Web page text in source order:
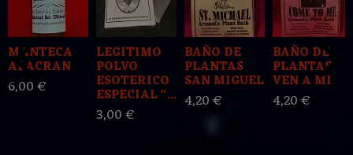
MANTECA
ALACRAN
6,00 €
LEGITIMO
POLVO
ESOTERICO
ESPECIAL "...
3,00 €
BAÑO DE
PLANTAS
SAN MIGUEL
4,20 €
BAÑO DE
PLANTAS
VEN A MI
4,20 €